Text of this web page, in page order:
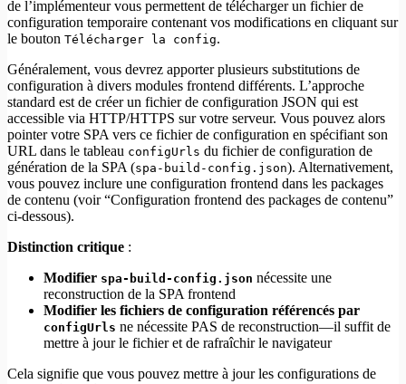
de l’implémenteur vous permettent de télécharger un fichier de
configuration temporaire contenant vos modifications en cliquant sur
le bouton Télécharger la config.
Généralement, vous devrez apporter plusieurs substitutions de
configuration à divers modules frontend différents. L’approche
standard est de créer un fichier de configuration JSON qui est
accessible via HTTP/HTTPS sur votre serveur. Vous pouvez alors
pointer votre SPA vers ce fichier de configuration en spécifiant son
URL dans le tableau configUrls du fichier de configuration de
génération de la SPA (spa-build-config.json). Alternativement,
vous pouvez inclure une configuration frontend dans les packages
de contenu (voir “Configuration frontend des packages de contenu”
ci-dessous).
Distinction critique :
Modifier spa-build-config.json nécessite une
reconstruction de la SPA frontend
Modifier les fichiers de configuration référencés par
configUrls ne nécessite PAS de reconstruction—il suffit de
mettre à jour le fichier et de rafraîchir le navigateur
Cela signifie que vous pouvez mettre à jour les configurations de